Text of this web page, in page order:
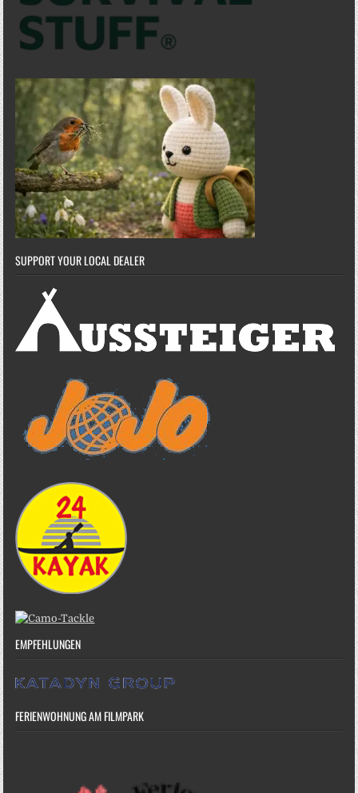
SUPPORT YOUR LOCAL DEALER
EMPFEHLUNGEN
FERIENWOHNUNG AM FILMPARK